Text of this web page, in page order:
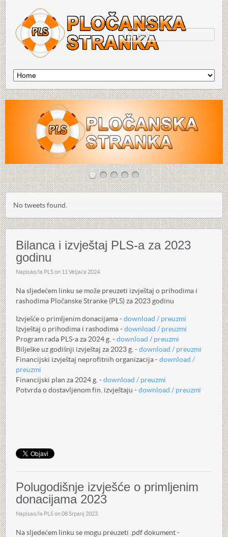
No tweets found.
Bilanca i izvještaj PLS-a za 2023
godinu
Napisao/la PLS on 11 Veljača 2024
Na sljedećem linku se može preuzeti izvještaj o prihodima i
rashodima Pločanske Stranke (PLS) za 2023 godinu
Izvješće o primljenim donacijama -download / preuzmi
Izvještaj o prihodima i rashodima -download / preuzmi
Program rada PLS-a za 2024 g. -download / preuzmi
Bilješke uz godišnji izvještaj za 2023 g. -download / preuzmi
Financijski izvještaj neprofitnih organizacija -download /
preuzmi
Financijski plan za 2024 g. -download / preuzmi
Potvrda o dostavljenom fin. izvještaju -download / preuzmi
Polugodišnje izvješće o primljenim
donacijama 2023
Napisao/la PLS on08 Srpanj 2023
Na sljedećem linku se mogu preuzeti .pdf dokument -